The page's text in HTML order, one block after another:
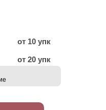
от 10 упк
от 20 упк